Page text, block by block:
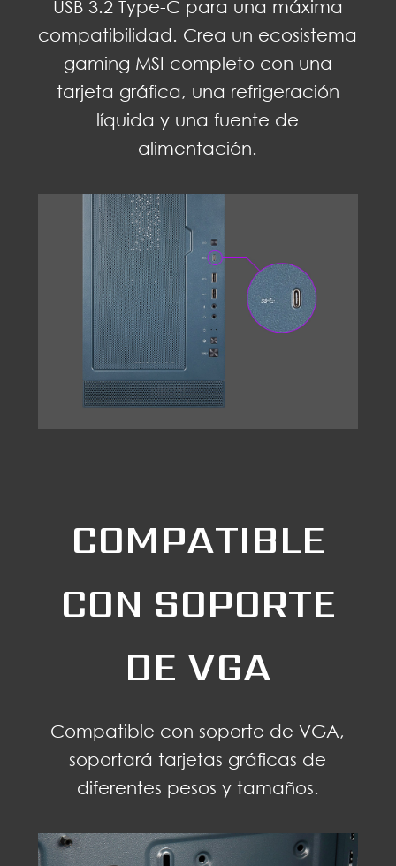
USB 3.2 Type-C para una máxima
compatibilidad. Crea un ecosistema
gaming MSI completo con una
tarjeta gráfica, una refrigeración
líquida y una fuente de
alimentación.
COMPATIBLE
CON SOPORTE
DE VGA
Compatible con soporte de VGA,
soportará tarjetas gráficas de
diferentes pesos y tamaños.